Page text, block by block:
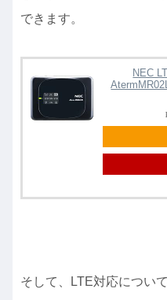
できます。
NEC
そして、LTE対応につい